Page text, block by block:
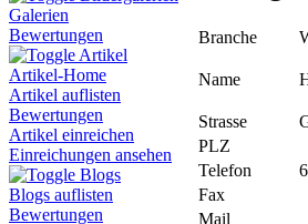
Galerien
Bewertungen
Artikel
Artikel-Home
Artikel auflisten
Bewertungen
Artikel einreichen
Einreichungen ansehen
Blogs
Blogs auflisten
Bewertungen
Branche
Name
Strasse
PLZ
Telefon
Fax
Mail